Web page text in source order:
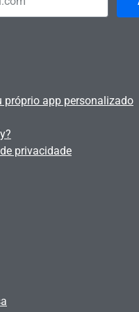
próprio app personalizado
privacidade